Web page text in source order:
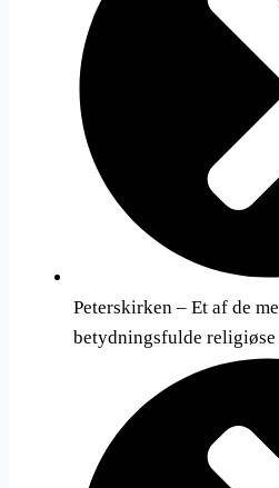
Peterskirken – Et af de
betydningsfulde